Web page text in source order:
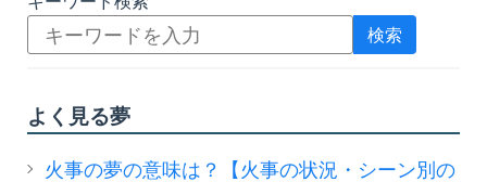
検索
よく見る夢
火事の夢の意味は？【火事の状況・シーン別の